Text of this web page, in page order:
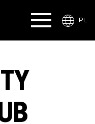
PL